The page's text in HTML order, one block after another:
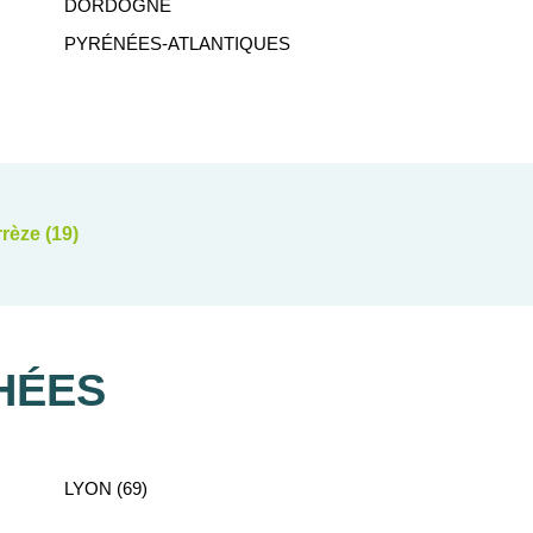
Nuits de Nacre.
ensoleillés ou au cœur d’une vallée
à de nombreux moyens de transport, des
DORDOGNE
PYRÉNÉES-ATLANTIQUES
(19)
LYON (69)